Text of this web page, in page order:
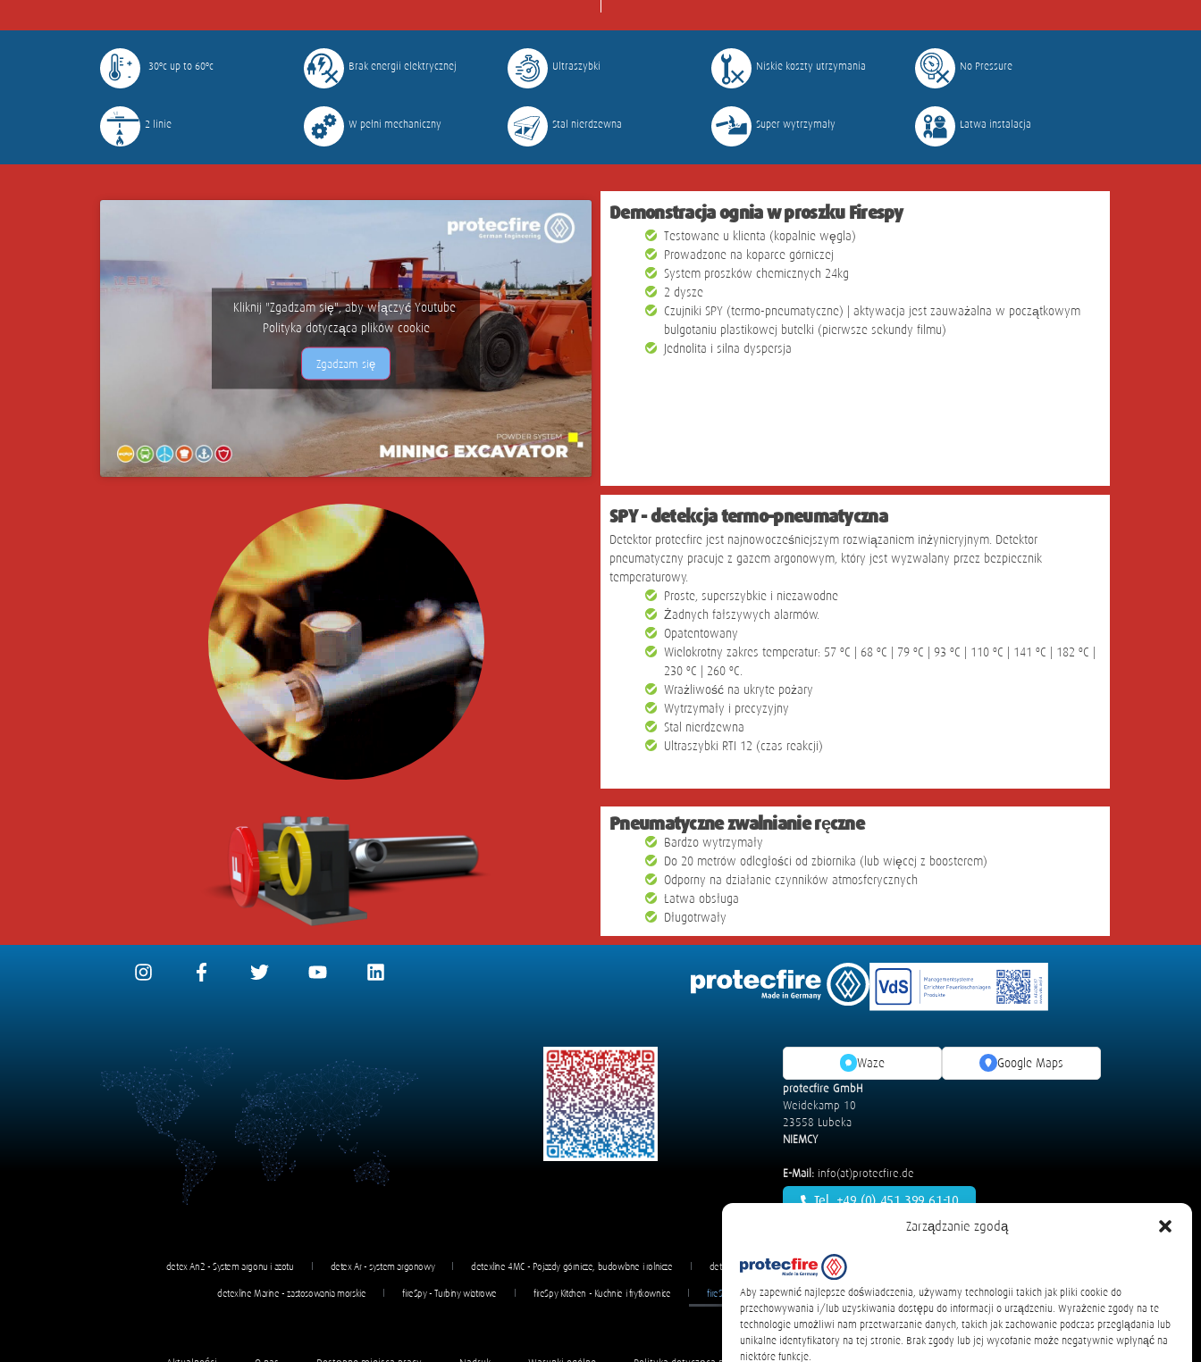
Zarządzanie zgodą
Aby zapewnić najlepsze doświadczenia, używamy technologii takich jak pliki cookie do
przechowywania i/lub uzyskiwania dostępu do informacji o urządzeniu. Wyrażenie zgody na te
technologie umożliwi nam przetwarzanie danych, takich jak zachowanie podczas przeglądania lub
unikalne identyfikatory na tej stronie. Brak zgody lub jej wycofanie może negatywnie wpłynąć na
niektóre funkcje.
-30ºc up to 60ºc Brak energii elektrycznej Ultraszybki Niskie koszty utrzymania No Pressure
2 linie W pełni mechaniczny Stal nierdzewna Super wytrzymały Łatwa instalacja
Kliknij "Zgadzam się", aby włączyć Youtube
Polityka dotycząca plików cookie
Zgadzam się
Demonstracja ognia w proszku Firespy
Testowane u klienta (kopalnie węgla)
Prowadzone na koparce górniczej
System proszków chemicznych 24kg
2 dysze
Czujniki SPY (termo-pneumatyczne) | aktywacja jest zauważalna w początkowym
bulgotaniu plastikowej butelki (pierwsze sekundy filmu)
Jednolita i silna dyspersja
SPY - detekcja termo-pneumatyczna
Detektor protecfire jest najnowocześniejszym rozwiązaniem inżynieryjnym. Detektor
pneumatyczny pracuje z gazem argonowym, który jest wyzwalany przez bezpiecznik
temperaturowy.
Proste, superszybkie i niezawodne
Żadnych fałszywych alarmów.
Opatentowany
Wielokrotny zakres temperatur: 57 ºC | 68 ºC | 79 ºC | 93 ºC | 110 ºC | 141 ºC | 182 ºC |
230 ºC | 260 ºC.
Wrażliwość na ukryte pożary
Wytrzymały i precyzyjny
Stal nierdzewna
Ultraszybki RTI 12 (czas reakcji)
Pneumatyczne zwalnianie ręczne
Bardzo wytrzymały
Do 20 metrów odległości od zbiornika (lub więcej z boosterem)
Odporny na działanie czynników atmosferycznych
Łatwa obsługa
Długotrwały
Waze Google Maps
protecfire GmbH
Weidekamp 10
23558 Lubeka
NIEMCY
E-Mail:info(at)protecfire.de
Tel. +49 (0) 451 399 61-10
detex An2 - System argonu i azotu detex Ar - system argonowy detexline 4MC - Pojazdy górnicze, budowlane i rolnicze detexline 4V - Autobusy i pojazdy drogowe
detexline Marine - zastosowania morskie fireSpy - Turbiny wiatrowe fireSpy Kitchen - Kuchnie i frytkownice fireSpy Powder - Pojazdy T-Rex - Systemy magazynowania energii